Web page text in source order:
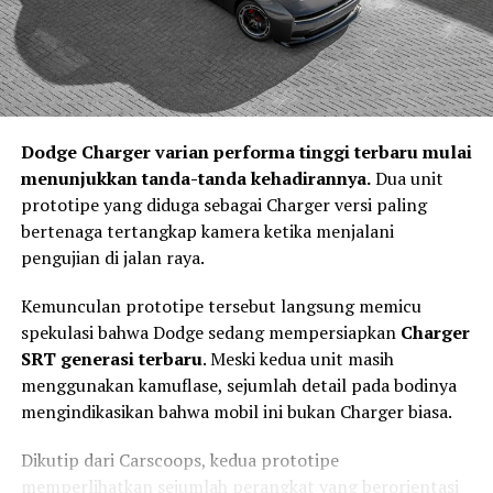
Jika sistem mendeteksi risiko benturan yang tinggi,
maka tahapAct akan bekerja melalui teknologi
Integrated Power Brake. Sistem ini membantu
memberikan tekanan pengereman secara otomatis
tersebut tidak mengambil alih kendali kendaraan,
melainkan membantu mengurangi kecepatan sehingga
dampak kecelakaan dapat diminimalkan.
Keselamatan Aktif Menjadi Standar
Kendaraan Masa Depan
Dodge Charger varian performa tinggi terbaru mulai
menunjukkan tanda-tanda kehadirannya.Dua unit
prototipe yang diduga sebagai Charger versi paling
bertenaga tertangkap kamera ketika menjalani
pengujian di jalan raya.
Kemunculan prototipe tersebut langsung memicu
spekulasi bahwa Dodge sedang mempersiapkan Charger
SRT generasi terbaru. Meski kedua unit masih
menggunakan kamuflase, sejumlah detail pada bodinya
mengindikasikan bahwa mobil ini bukan Charger biasa.
Dikutip dari Carscoops, kedua prototipe
memperlihatkan sejumlah perangkat yang berorientasi